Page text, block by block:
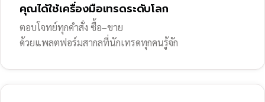
คุณได้ใช้เครื่องมือเทรดระดับโลก
ตอบโจทย์ทุกคำสั่ง ซื้อ–ขาย
ด้วยแพลตฟอร์มสากลที่นักเทรดทุกคนรู้จัก